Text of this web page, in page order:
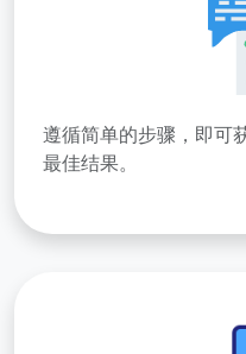
遵循简单的步骤，即可
最佳结果。